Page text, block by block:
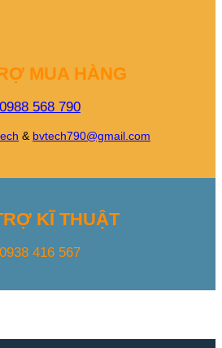
MUA HÀNG
0988 568 790
& bvtech790@gmail.com
KĨ THUẬT
0938 416 567